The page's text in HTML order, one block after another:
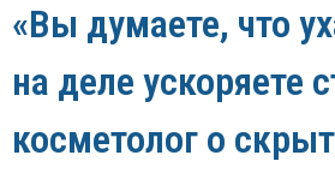
«Вы думаете, что
на деле ускоряете
косметолог о